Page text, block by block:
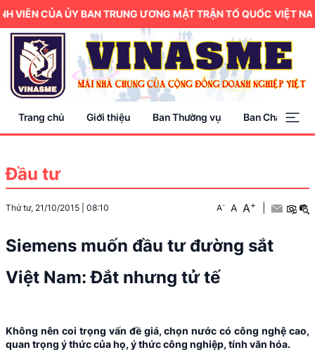
CỦA ỦY BAN TRUNG ƯƠNG MẶT TRẬN TỔ QUỐC VIỆT NAM.
Trang chủ Giới thiệu Ban Thường vụ Ban Chấp hành
Đầu tư
Thứ tư, 21/10/2015 08:10 A- A A+
Siemens muốn đầu tư đường sắt
Việt Nam: Đắt nhưng tử tế
Không nên coi trọng vấn đề giá, chọn nước có công nghệ cao,
quan trọng ý thức của họ, ý thức công nghiệp, tính văn hóa.